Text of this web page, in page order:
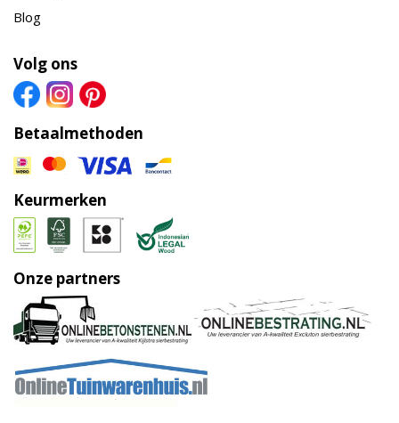
Blog
Volg ons
Betaalmethoden
Keurmerken
Onze partners